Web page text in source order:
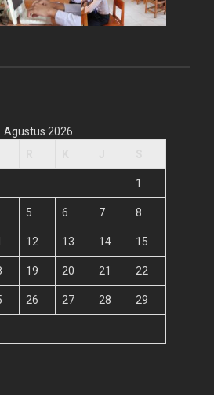
Agustus 2026
1
5 6 7 8
12 13 14 15
19 20 21 22
26 27 28 29